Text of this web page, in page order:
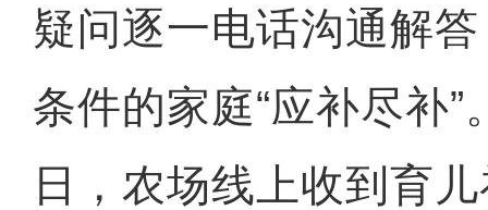
疑问逐一电话沟通解
条件的家庭“应补尽补
日，农场线上收到育